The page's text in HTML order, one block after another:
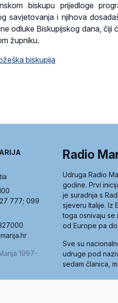
biskupu prijedloge
savjetovanja i njihova
odluke Biskupijskog dana, čiji
župniku.
biskupija
777; 099
1997-
Radio
Udruga Radio
godine. Prvi
je suradnja s
sjeveru Italije. Iz
toga osnivaju se
od Europe pa
Sve su
udruge pod
sedam članica,